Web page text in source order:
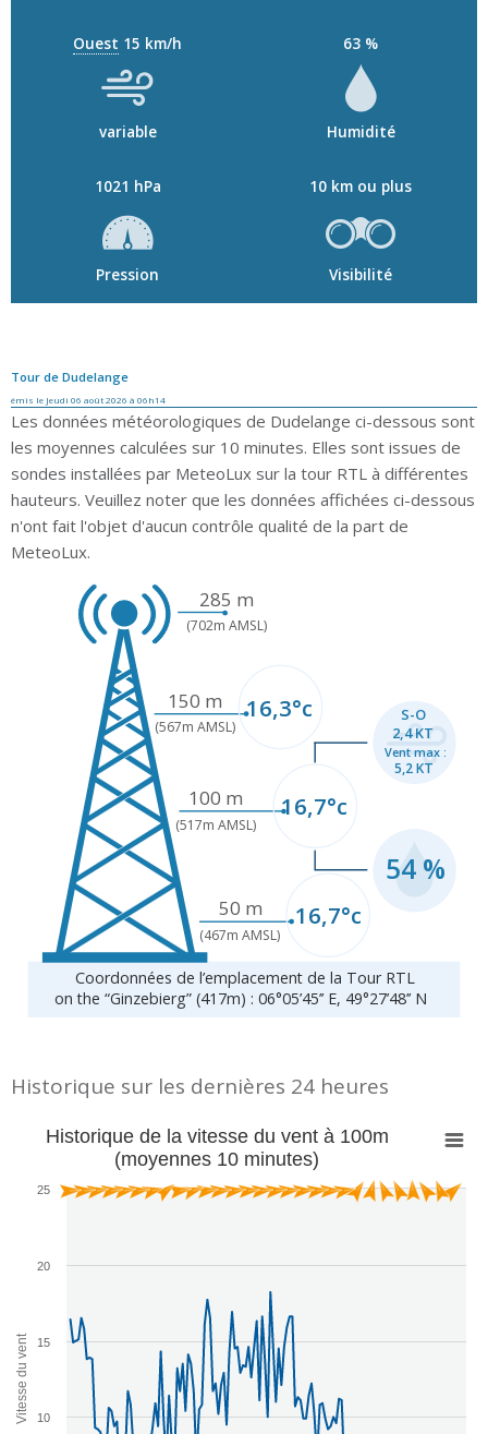
Ouest 15 km/h
variable
63 %
Humidité
1021 hPa
Pression
10 km ou plus
Visibilité
Tour de Dudelange
émis le Jeudi 06 août 2026 à 06h14
Les données météorologiques de Dudelange ci-dessous sont
les moyennes calculées sur 10 minutes. Elles sont issues de
sondes installées par MeteoLux sur la tour RTL à différentes
hauteurs. Veuillez noter que les données affichées ci-dessous
n'ont fait l'objet d'aucun contrôle qualité de la part de
MeteoLux.
Coordonnées de l’emplacement de la Tour RTL
on the “Ginzebierg” (417m) : 06°05’45’’ E, 49°27’48’’ N
50 m 16,7°c
(467m AMSL)
100 m
(517m AMSL)
16,7°c
54 %
S-O
Vent max :
5,2 KT
2,4 KT
150 m 16,3°c
(567m AMSL)
285 m
(702m AMSL)
Historique sur les dernières 24 heures
Vitesse du vent
Historique de la vitesse du vent à 100m
(moyennes 10 minutes)
10
15
20
25